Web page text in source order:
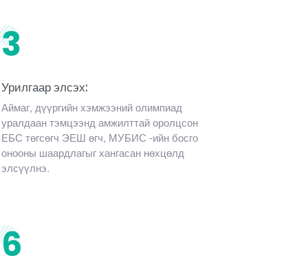
3
Урилгаар элсэх:
Аймаг, дүүргийн хэмжээний олимпиад
уралдаан тэмцээнд амжилттай оролцсон
ЕБС төгсөгч ЭЕШ өгч, МУБИС -ийн босго
онооны шаардлагыг хангасан нөхцөлд
элсүүлнэ.
6